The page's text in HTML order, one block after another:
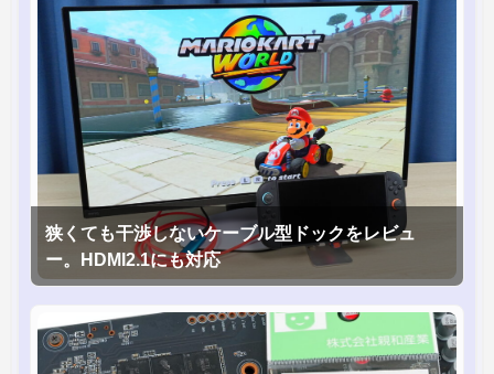
狭くても干渉しないケーブル型ドックをレビュ
ー。HDMI2.1にも対応